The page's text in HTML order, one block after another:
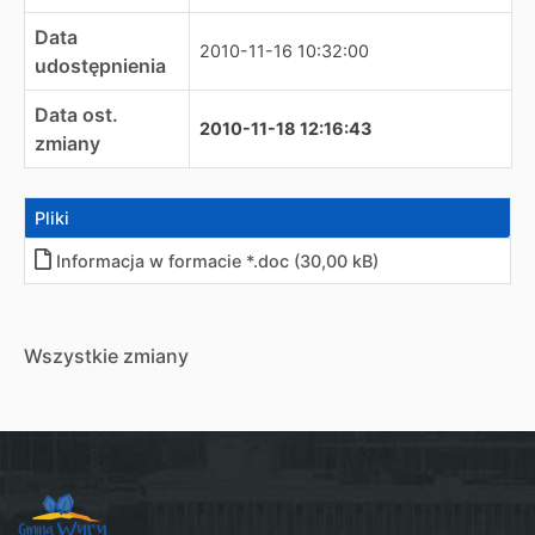
Data
udostępnienia
2010-11-16 10:32:00
Data ost.
zmiany
2010-11-18 12:16:43
Pliki
Informacja w formacie *.doc (30,00 kB)
Wszystkie zmiany